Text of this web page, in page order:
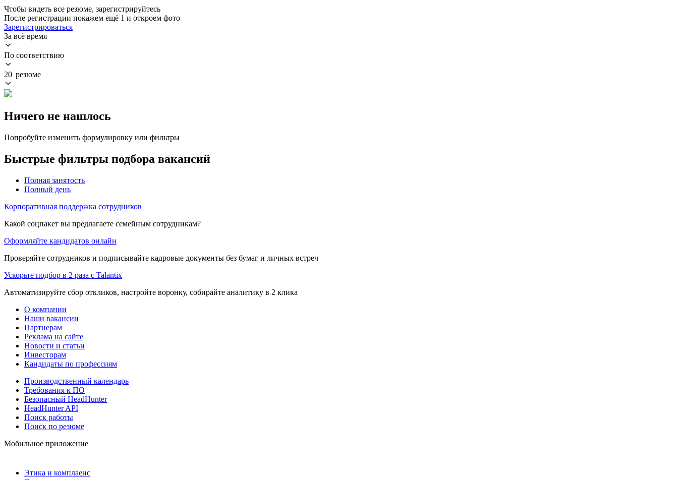
Чтобы видеть все резюме, зарегистрируйтесь
После регистрации покажем ещё 1 и откроем фото
Зарегистрироваться
За всё время
По соответствию
20 резюме
Ничего не нашлось
Попробуйте изменить формулировку или фильтры
Быстрые фильтры подбора вакансий
Полная занятость
Полный день
Корпоративная поддержка сотрудников
Какой соцпакет вы предлагаете семейным сотрудникам?
Оформляйте кандидатов онлайн
Проверяйте сотрудников и подписывайте кадровые документы без бумаг и личных встреч
Ускорьте подбор в 2 раза с Talantix
Автоматизируйте сбор откликов, настройте воронку, собирайте аналитику в 2 клика
О компании
Наши вакансии
Партнерам
Реклама на сайте
Новости и статьи
Инвесторам
Кандидаты по профессиям
Производственный календарь
Требования к ПО
Безопасный HeadHunter
HeadHunter API
Поиск работы
Поиск по резюме
Мобильное приложение
Этика и комплаенс